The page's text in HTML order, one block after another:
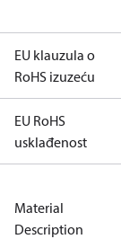
EU klauzula o
RoHS izuzeću
EU RoHS
usklađenost
Material
Description